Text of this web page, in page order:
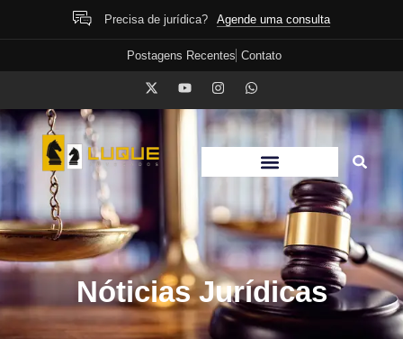
Precisa de jurídica? Agende uma consulta
Postagens Recentes Contato
Nóticias Jurídicas